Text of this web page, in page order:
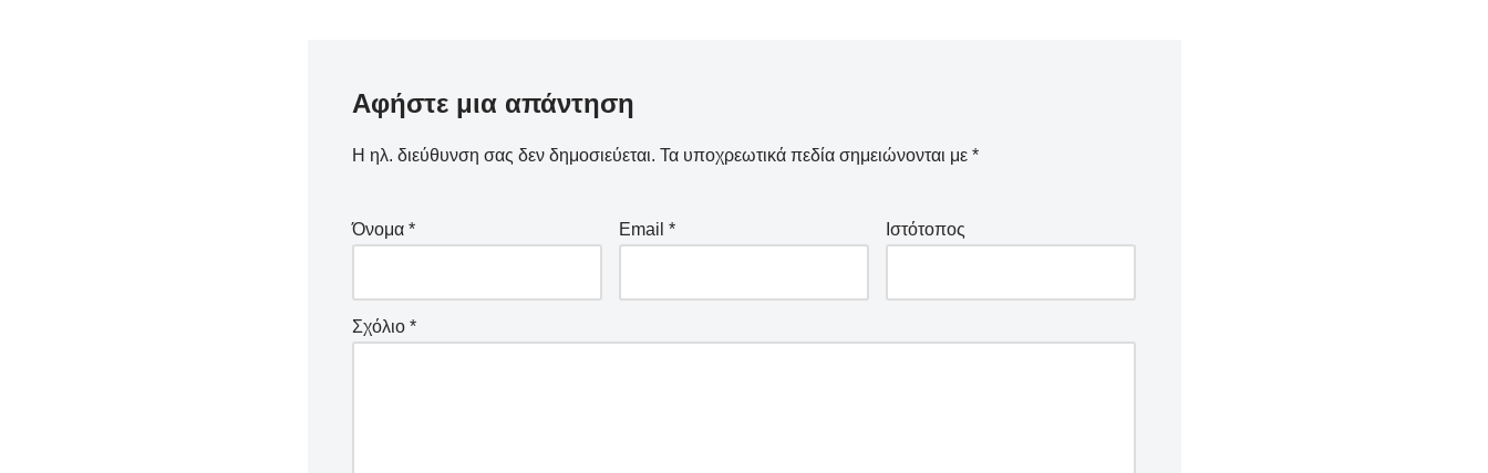
Αφήστε μια απάντηση
Η ηλ. διεύθυνση σας δεν δημοσιεύεται. Τα υποχρεωτικά πεδία σημειώνονται με *
Όνομα * Email * Ιστότοπος
Σχόλιο *